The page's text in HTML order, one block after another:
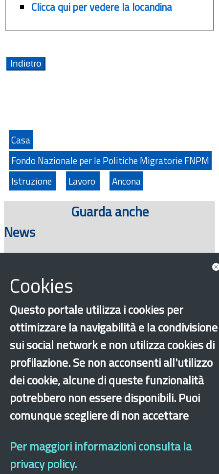
Clicca qui per vedere la locandina
Casa
Fondo Nazionale per le Politiche Migratorie FNPM
Istruzione
Lavoro Ancona
Guarda anche
News
×
Cookies
Questo portale utilizza i cookies per
ottimizzare la navigabilità e la condivisione
sui social network e non utilizza cookies di
profilazione. Se non acconsenti all'utilizzo
dei cookie, alcune di queste funzionalità
potrebbero non essere disponibili. Puoi
comunque scegliere di non accettare
Per maggiori informazioni consulta la
privacy policy.
Dichiarazione di accessibilità Mappa del sito Legal & Privacy
Contatti